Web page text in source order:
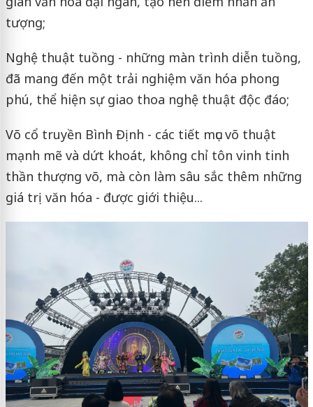
tượng;
Nghệ thuật tuồng - những màn trình diễn tuồng,
đã mang đến một trải nghiệm văn hóa phong
phú, thể hiện sự giao thoa nghệ thuật độc đáo;
Võ cổ truyền Bình Định - các tiết mục võ thuật
mạnh mẽ và dứt khoát, không chỉ tôn vinh tinh
thần thượng võ, mà còn làm sâu sắc thêm những
giá trị văn hóa - được giới thiệu...